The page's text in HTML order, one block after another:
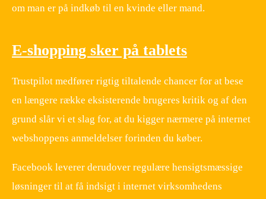
om man er på indkøb til en kvinde eller mand.
E-shopping sker på tablets
Trustpilot medfører rigtig tiltalende chancer for at bese
en længere række eksisterende brugeres kritik og af den
grund slår vi et slag for, at du kigger nærmere på internet
webshoppens anmeldelser forinden du køber.
Facebook leverer derudover regulære hensigtsmæssige
løsninger til at få indsigt i internet virksomhedens